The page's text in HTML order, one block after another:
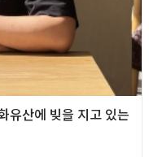
유산에 빚을 지고 있는